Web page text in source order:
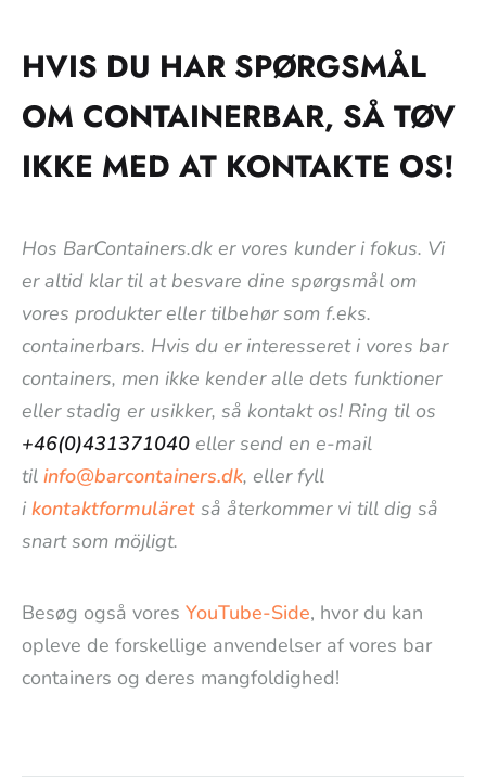
HVIS DU HAR SPØRGSMÅL
OM CONTAINERBAR, SÅ TØV
IKKE MED AT KONTAKTE OS!
Hos BarContainers.dk er vores kunder i fokus. Vi
er altid klar til at besvare dine spørgsmål om
vores produkter eller tilbehør som f.eks.
containerbars. Hvis du er interesseret i vores bar
containers, men ikke kender alle dets funktioner
eller stadig er usikker, så kontakt os! Ring til os
+46(0)431371040 eller send en e-mail
til info@barcontainers.dk, eller fyll
i kontaktformuläret så återkommer vi till dig så
snart som möjligt.
Besøg også vores YouTube-Side, hvor du kan
opleve de forskellige anvendelser af vores bar
containers og deres mangfoldighed!